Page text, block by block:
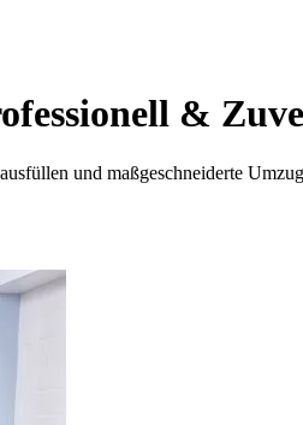
&
und maßgeschneiderte